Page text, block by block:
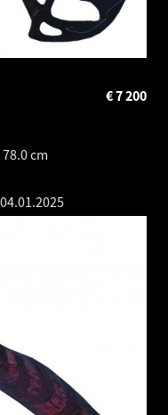
cm
7 200
€
04.01.2025